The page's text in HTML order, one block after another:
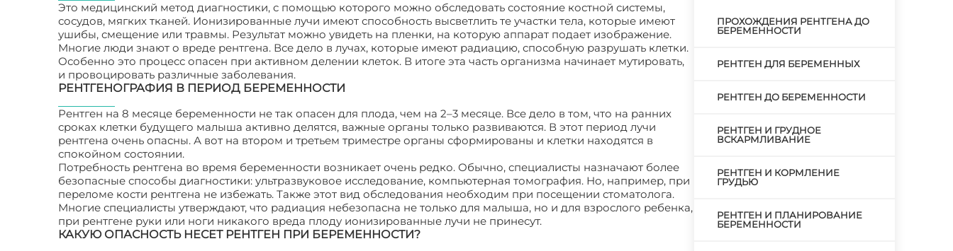
Это медицинский метод диагностики, с помощью которого можно обследовать состояние костной системы,
сосудов, мягких тканей. Ионизированные лучи имеют способность высветлить те участки тела, которые имеют
ушибы, смещение или травмы. Результат можно увидеть на пленки, на которую аппарат подает изображение.
Многие люди знают о вреде рентгена. Все дело в лучах, которые имеют радиацию, способную разрушать клетки.
Особенно это процесс опасен при активном делении клеток. В итоге эта часть организма начинает мутировать,
и провоцировать различные заболевания.
РЕНТГЕНОГРАФИЯ В ПЕРИОД БЕРЕМЕННОСТИ
Рентген на 8 месяце беременности не так опасен для плода, чем на 2–3 месяце. Все дело в том, что на ранних
сроках клетки будущего малыша активно делятся, важные органы только развиваются. В этот период лучи
рентгена очень опасны. А вот на втором и третьем триместре органы сформированы и клетки находятся в
спокойном состоянии.
Потребность рентгена во время беременности возникает очень редко. Обычно, специалисты назначают более
безопасные способы диагностики: ультразвуковое исследование, компьютерная томография. Но, например, при
переломе кости рентгена не избежать. Также этот вид обследования необходим при посещении стоматолога.
Многие специалисты утверждают, что радиация небезопасна не только для малыша, но и для взрослого ребенка,
при рентгене руки или ноги никакого вреда плоду ионизированные лучи не принесут.
КАКУЮ ОПАСНОСТЬ НЕСЕТ РЕНТГЕН ПРИ БЕРЕМЕННОСТИ?
ПРОХОЖДЕНИЯ РЕНТГЕНА ДО
БЕРЕМЕННОСТИ
РЕНТГЕН ДЛЯ БЕРЕМЕННЫХ
РЕНТГЕН ДО БЕРЕМЕННОСТИ
РЕНТГЕН И ГРУДНОЕ
ВСКАРМЛИВАНИЕ
РЕНТГЕН И КОРМЛЕНИЕ
ГРУДЬЮ
РЕНТГЕН И ПЛАНИРОВАНИЕ
БЕРЕМЕННОСТИ